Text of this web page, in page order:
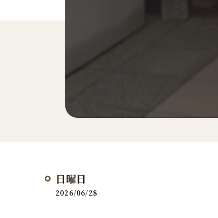
日曜日
2026/06/28